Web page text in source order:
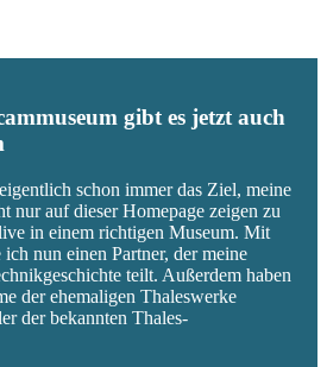
gibt es jetzt auch
schon immer das Ziel, meine
nur auf dieser Homepage zeigen zu
in einem richtigen Museum. Mit
nun einen Partner, der meine
teilt. Außerdem haben
der ehemaligen Thaleswerke
der bekannten Thales-